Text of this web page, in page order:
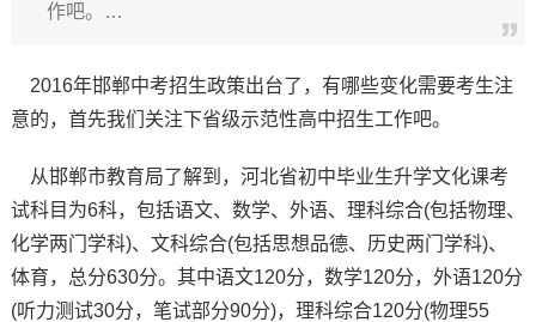
作吧。…
2016年邯郸中考招生政策出台了，有哪些变化需要考生注
意的，首先我们关注下省级示范性高中招生工作吧。
从邯郸市教育局了解到，河北省初中毕业生升学文化课考
试科目为6科，包括语文、数学、外语、理科综合(包括物理、
化学两门学科)、文科综合(包括思想品德、历史两门学科)、
体育，总分630分。其中语文120分，数学120分，外语120分
(听力测试30分，笔试部分90分)，理科综合120分(物理55